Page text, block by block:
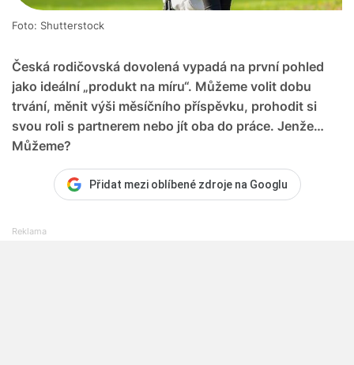
Česká rodičovská dovolená vypadá na první pohled
jako ideální „produkt na míru“. Můžeme volit dobu
trvání, měnit výši měsíčního příspěvku, prohodit si
svou roli s partnerem nebo jít oba do práce. Jenže…
Můžeme?
Foto: Shutterstock
Přidat mezi oblíbené zdroje na Googlu